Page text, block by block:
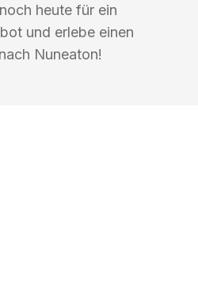
heute für ein
und erlebe einen
Nuneaton!